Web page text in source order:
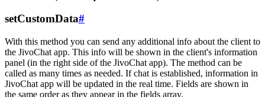
setCustomData#
With this method you can send any additional info about the client to
the JivoChat app. This info will be shown in the client's information
panel (in the right side of the JivoChat app). The method can be
called as many times as needed. If chat is established, information in
JivoChat app will be updated in the real time. Fields are shown in
the same order as they appear in the fields array.